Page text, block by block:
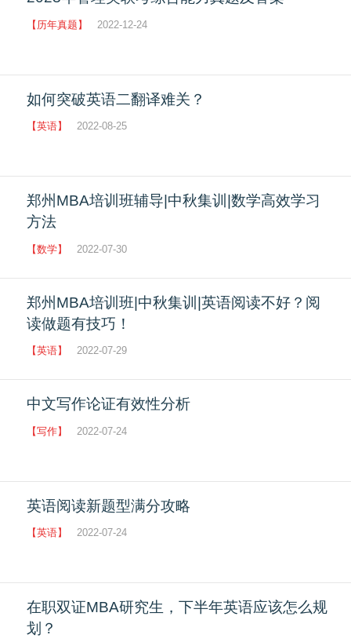
【历年真题】 2022-12-24
如何突破英语二翻译难关？
【英语】 2022-08-25
郑州MBA培训班辅导|中秋集训|数学高效学习
方法
【数学】 2022-07-30
郑州MBA培训班|中秋集训|英语阅读不好？阅
读做题有技巧！
【英语】 2022-07-29
中文写作论证有效性分析
【写作】 2022-07-24
英语阅读新题型满分攻略
【英语】 2022-07-24
在职双证MBA研究生，下半年英语应该怎么规
划？